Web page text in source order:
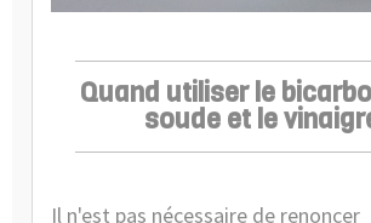
Quand utiliser le
soude et le
Il n'est pas nécessaire de renoncer